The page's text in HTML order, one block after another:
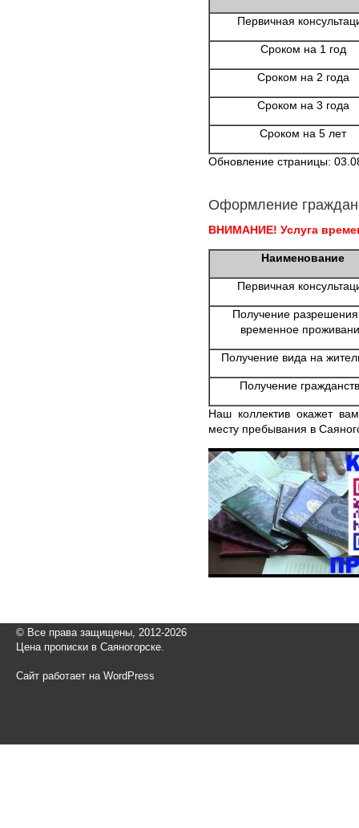
Первичная
Сроком на 1 год
Сроком на 2 года
Сроком на 3 года
Сроком на 5 лет
Обновление страницы:
Оформление
ВНИМАНИЕ! Услуга
Наименование
Первичная
Получение
временное
Получение вида на
Получение
Наш коллектив окажет
месту пребывания в
© Все права защищены, 2012-2026
Цена прописки в Саяногорске.
Сайт работает на WordPress